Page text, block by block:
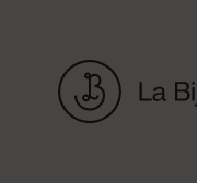
Έκπτωση